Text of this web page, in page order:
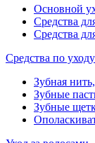
Основной
Средства
Средства
Средства по
Зубная
Зубные
Зубные